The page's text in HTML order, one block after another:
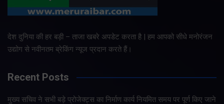
देश दुनिया की हर बड़ी – ताजा खबरे अपडेट करता है | हम आपको सीधे मनोरंजन
उद्योग से नवीनतम ब्रेकिंग न्यूज प्रदान करते हैं।
Recent Posts
मुख्य सचिव ने सभी बड़े प्रोजेक्ट्स का निर्माण कार्य नियमित समय पर पूर्ण किए जाने